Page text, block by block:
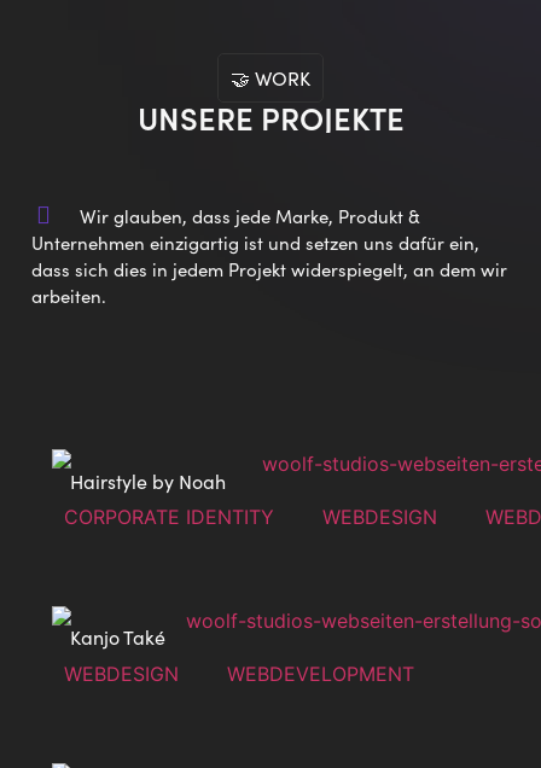
🤝 WORK
UNSERE PROJEKTE
Wir glauben, dass jede Marke, Produkt &
Unternehmen einzigartig ist und setzen uns dafür ein,
dass sich dies in jedem Projekt widerspiegelt, an dem wir
arbeiten.
Hairstyle by Noah
CORPORATE IDENTITY WEBDESIGN
Kanjo Také
WEBDESIGN WEBDEVELOPMENT